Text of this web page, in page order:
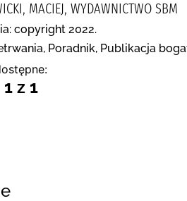
MACIEJ, WYDAWNICTWO SBM
copyright 2022.
Poradnik, Publikacja
1 z 1